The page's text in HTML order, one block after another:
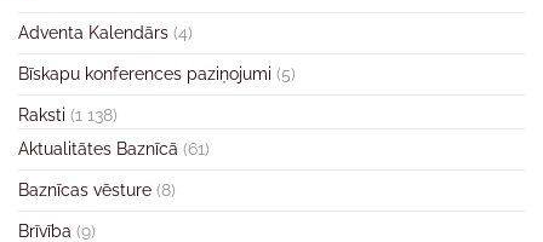
Adventa Kalendārs (4)
Bīskapu konferences paziņojumi (5)
Raksti (1 138)
Aktualitātes Baznīcā (61)
Baznīcas vēsture (8)
Brīvība (9)